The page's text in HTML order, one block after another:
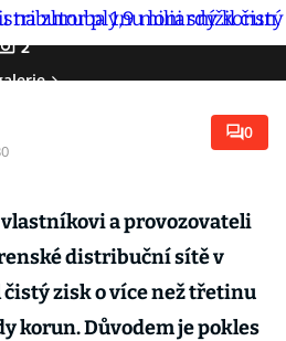
2
0
a provozovateli
distribuční sítě v
zisk o více než třetinu
korun. Důvodem je pokles